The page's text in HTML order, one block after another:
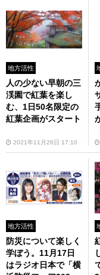
地方活性
人の少ない早朝の三
渓園で紅葉を楽し
む、1日50名限定の
紅葉企画がスタート
2021年11月26日 17:10
地方活性
防災について楽しく
学ぼう。11月17日
はラジオ日本で「横